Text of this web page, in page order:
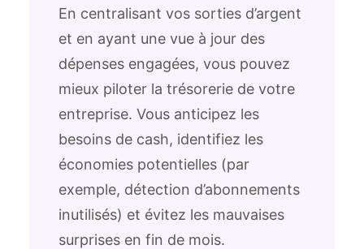
En centralisant vos sorties d’argent
et en ayant une vue à jour des
dépenses engagées, vous pouvez
mieux piloter la trésorerie de votre
entreprise. Vous anticipez les
besoins de cash, identifiez les
économies potentielles (par
exemple, détection d’abonnements
inutilisés) et évitez les mauvaises
surprises en fin de mois.